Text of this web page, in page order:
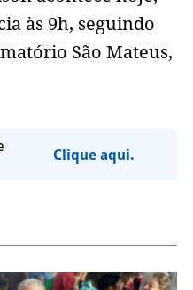
às 9h, seguindo
São Mateus,
Clique aqui.